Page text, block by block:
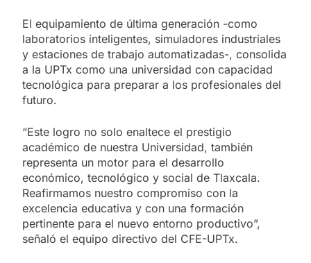
El equipamiento de última generación -como
laboratorios inteligentes, simuladores industriales
y estaciones de trabajo automatizadas-, consolida
a la UPTx como una universidad con capacidad
tecnológica para preparar a los profesionales del
futuro.
“Este logro no solo enaltece el prestigio
académico de nuestra Universidad, también
representa un motor para el desarrollo
económico, tecnológico y social de Tlaxcala.
Reafirmamos nuestro compromiso con la
excelencia educativa y con una formación
pertinente para el nuevo entorno productivo”,
señaló el equipo directivo del CFE-UPTx.